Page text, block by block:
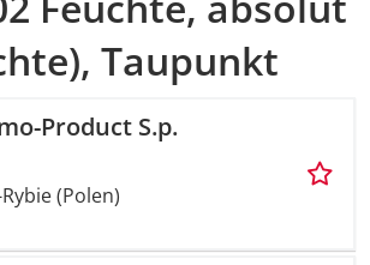
Taupunkt
Product S.p.
(Polen)